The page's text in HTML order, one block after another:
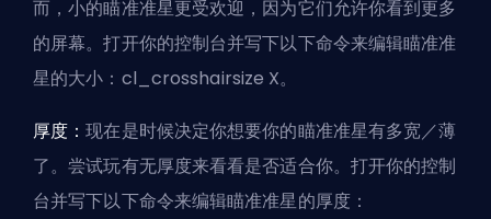
而，小的瞄准准星更受欢迎，因为它们允许你看到更多
的屏幕。打开你的控制台并写下以下命令来编辑瞄准准
星的大小：cl_crosshairsize X。
厚度：现在是时候决定你想要你的瞄准准星有多宽／薄
了。尝试玩有无厚度来看看是否适合你。打开你的控制
台并写下以下命令来编辑瞄准准星的厚度：